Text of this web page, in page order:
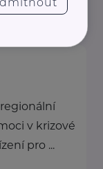
v krizové
pro ...